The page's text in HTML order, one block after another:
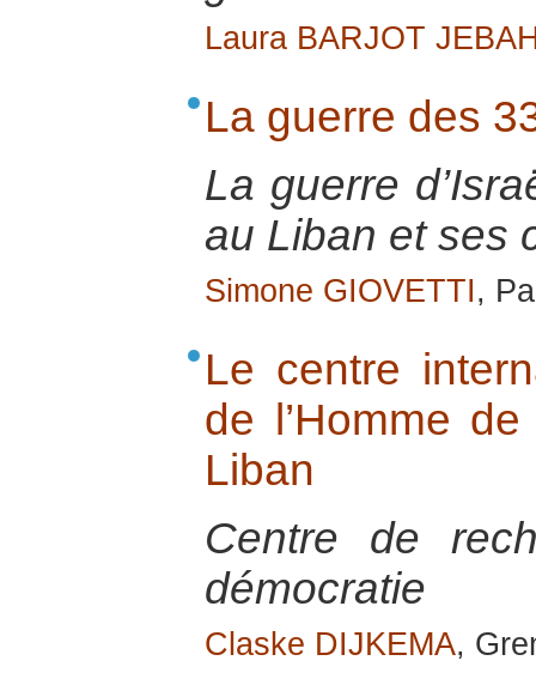
Laura BARJOT
La guerre des
La guerre
au Liban et ses
Simone GIOVETTI,
Le centre
de l’Homme
Liban
Centre de
démocratie
Claske DIJKEMA,